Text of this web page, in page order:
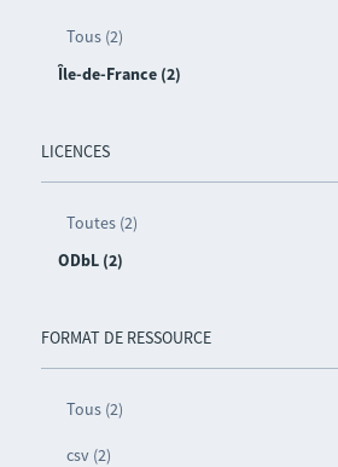
Tous (2)
Île-de-France (2)
LICENCES
Toutes (2)
ODbL (2)
FORMAT DE RESSOURCE
Tous (2)
csv (2)